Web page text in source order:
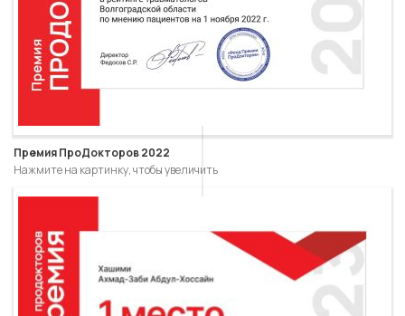
Премия ПроДокторов 2022
Нажмите на картинку, чтобы увеличить